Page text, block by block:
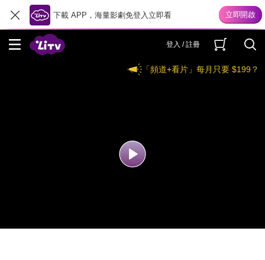
下載 APP，海量影劇免登入立即看
登入 / 註冊
「頻道+看片」每月只要 $199？